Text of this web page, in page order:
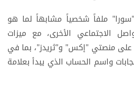
ملفاً شخصياً مشابهاً لما هو
الاجتماعي الأخرى، مع ميزات
منصتي "إكس" و"ثريدز"، بما في
واسم الحساب الذي يبدأ بعلامة